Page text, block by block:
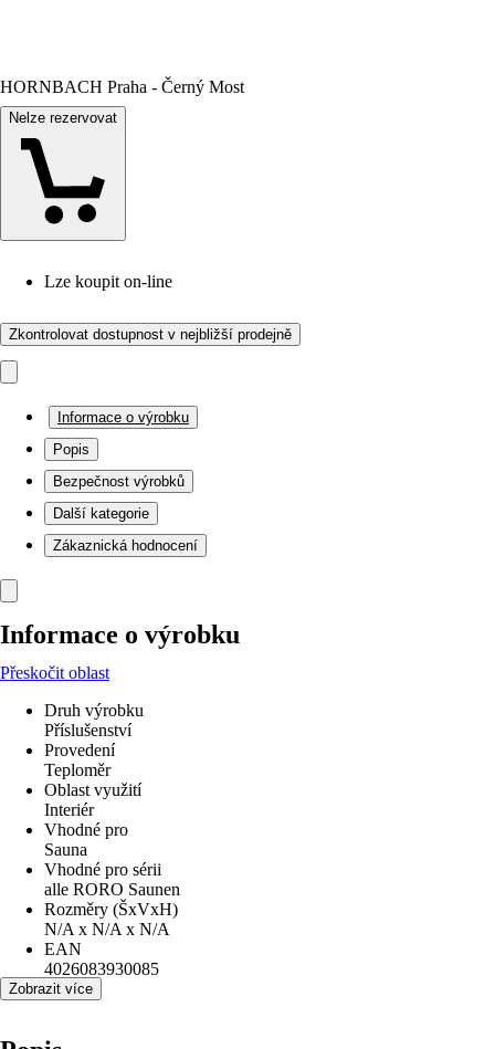
HORNBACH Praha - Černý Most
Nelze rezervovat
Lze koupit on-line
Zkontrolovat dostupnost v nejbližší prodejně
Informace o výrobku
Popis
Bezpečnost výrobků
Další kategorie
Zákaznická hodnocení
Informace o výrobku
Přeskočit oblast
Druh výrobku
Příslušenství
Provedení
Teploměr
Oblast využití
Interiér
Vhodné pro
Sauna
Vhodné pro sérii
alle RORO Saunen
Rozměry (ŠxVxH)
N/A x N/A x N/A
EAN
4026083930085
Zobrazit více